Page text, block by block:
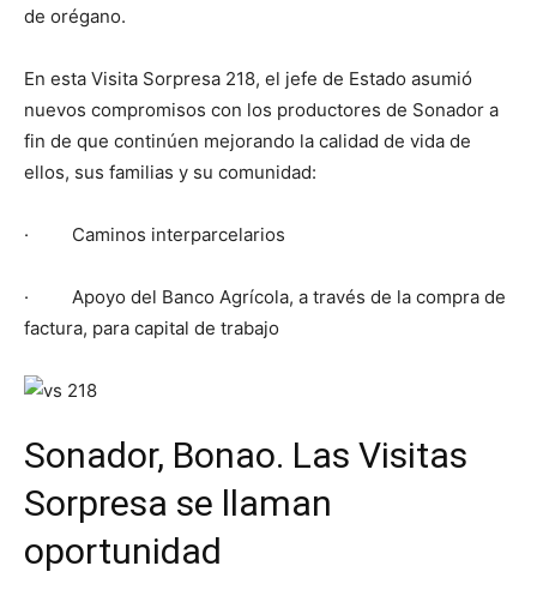
de orégano.
En esta Visita Sorpresa 218, el jefe de Estado asumió
nuevos compromisos con los productores de Sonador a
fin de que continúen mejorando la calidad de vida de
ellos, sus familias y su comunidad:
· Caminos interparcelarios
· Apoyo del Banco Agrícola, a través de la compra de
factura, para capital de trabajo
Sonador, Bonao. Las Visitas
Sorpresa se llaman
oportunidad